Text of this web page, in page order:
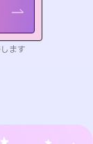
ます